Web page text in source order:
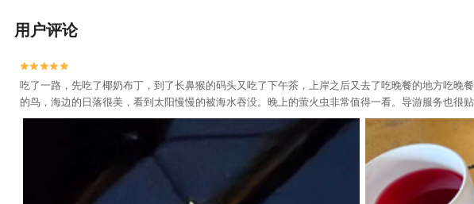
用户评论


吃了一路，先吃了椰奶布丁，到了长鼻猴的码头又吃了下午茶，上岸之后又去了吃晚餐的地方吃
的鸟，海边的日落很美，看到太阳慢慢的被海水吞没。晚上的萤火虫非常值得一看。导游服务也很贴